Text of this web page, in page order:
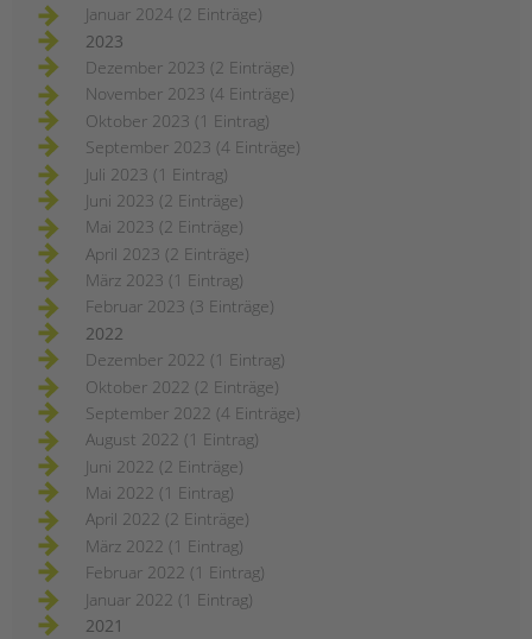
Januar 2024 (2 Einträge)
2023
Dezember 2023 (2 Einträge)
November 2023 (4 Einträge)
Oktober 2023 (1 Eintrag)
September 2023 (4 Einträge)
Juli 2023 (1 Eintrag)
Juni 2023 (2 Einträge)
Mai 2023 (2 Einträge)
April 2023 (2 Einträge)
März 2023 (1 Eintrag)
Februar 2023 (3 Einträge)
2022
Dezember 2022 (1 Eintrag)
Oktober 2022 (2 Einträge)
September 2022 (4 Einträge)
August 2022 (1 Eintrag)
Juni 2022 (2 Einträge)
Mai 2022 (1 Eintrag)
April 2022 (2 Einträge)
März 2022 (1 Eintrag)
Februar 2022 (1 Eintrag)
Januar 2022 (1 Eintrag)
2021